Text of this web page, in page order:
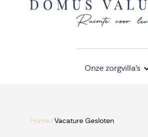
Navigatie overslaan
Onze zorgvilla’s
Home> Vacature Gesloten